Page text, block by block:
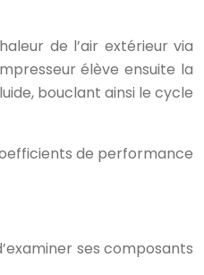
de l’air extérieur via
élève ensuite la
bouclant ainsi le cycle
de performance
ses composants